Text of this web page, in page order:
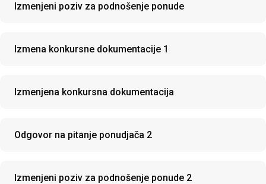
Izmenjeni poziv za podnošenje ponude
Izmena konkursne dokumentacije 1
Izmenjena konkursna dokumentacija
Odgovor na pitanje ponudjača 2
Izmenjeni poziv za podnošenje ponude 2